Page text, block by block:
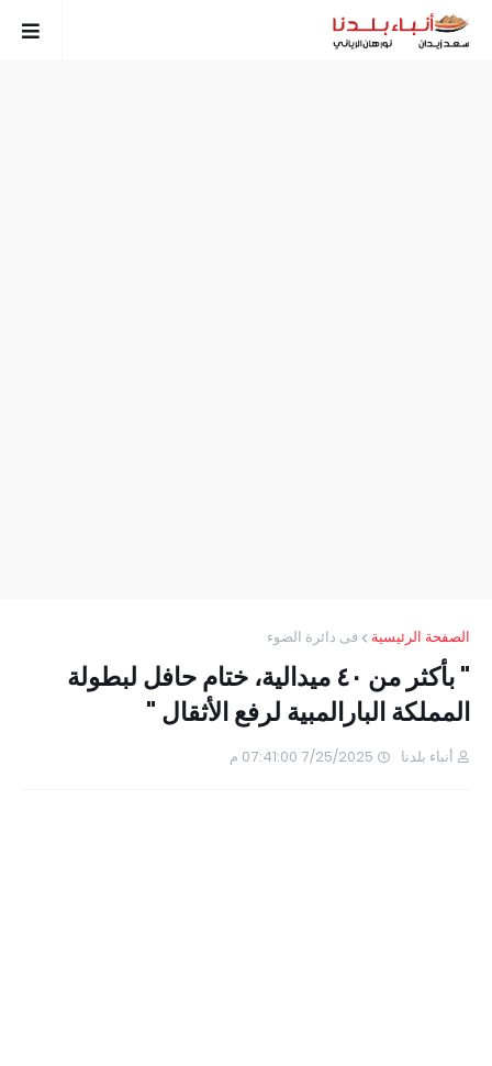
الصفحة الرئيسية فى دائرة الضوء
" بأكثر من ٤٠ ميدالية، ختام حافل لبطولة
المملكة البارالمبية لرفع الأثقال "
أنباء بلدنا 7/25/2025 07:41:00 م